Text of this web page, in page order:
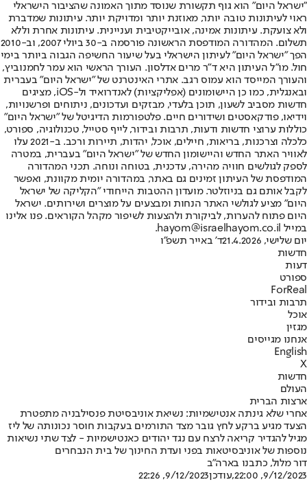
"ישראל היום" הוא גוף תקשורת שנוסד מתוך האמונה שהציבור הישראלי
ראוי לעיתונות טובה יותר, מאוזנת יותר ומדויקת יותר. עיתונות שמדברת
ולא צועקת. עיתונות אמינה, אובייקטיבית ועניינית. עיתונות אחרת וללא
תשלום. המהדורה המודפסת הראשונה פורסמה ב-30 ביולי 2007, וב-2010
הפך "ישראל היום" לעיתון הישראלי בעל שיעור החשיפה הגבוה ביותר בימי
חול. מו"ל העיתון היא ד"ר מרים אדלסון. העורך הראשי הוא עמר לחמנוביץ,
והעורך המייסד הוא עמוס רגב. אתרי האינטרנט של "ישראל היום" בעברית
ובאנגלית, כמו כן היישומונים (אפליקציות) לאנדרואיד ול-iOS, מציגים
חדשות מסביב לשעון, תוכן בלעדי, מבזקים ועדכונים, ניתוחים ופרשנויות,
וידיאו, פודקאסטים ושידורים חיים. פלטפורמות הדיגיטל של "ישראל היום"
כוללות ערוצי חדשות ודעות, תרבות ובידור, לייף סטייל, טכנולוגיה, ספורט,
כלכלה וצרכנות, בריאות, חיילים, אוכל, יהדות, תיירות ורכב. ב-2021 עלו
לאוויר האתר החדש והיישומון החדש של "ישראל היום" בעברית, במטרה
לספק לגולשים חוויה מהירה, עדכנית, בטוחה ונוחה. תכני המהדורה
המודפסת של העיתון זמינים גם באתר, במהדורה יומית מקוונת, ואפשר
לקבל אותם גם בניוזלטר. מועדון ההטבות הייחודי "הקליקה של ישראל
היום" מציע לגולשי האתר הנחות ומבצעים על מוצרים ושירותים. ישראל
היום פתוח להערות, לביקורת ולהצעות לשיפור מקהל הקוראים. פנו אלינו
במייל hayom@israelhayom.co.il.
יום שלישי, 21.4.2026
ד' באייר תשפ"ו
חדשות
דעות
ספורט
ForReal
תרבות ובידור
אוכל
מגזין
אנחנו מגייסים
English
X
חדשות
העולם
ארצות הברית
אחרי שלא גינתה אנטישמיות: נשיאת אוניבסיטת פנסילבניה מתפטרת
הצעד מגיע ברקע לחץ גובר מצד התורמים בעקבות חוסר נכונותה של ליז
מגיל להגדיר קריאה לרצח עם נגד יהודים כאנטישמיות - לצד שתי נשיאות
נוספות של אוניבסיטאות בפני ועדת החינוך של בית הנבחרים
דור מלול, כתבנו בארה"ב
9/12/2023, 22:00
,עודכן9/12/2023, 22:26